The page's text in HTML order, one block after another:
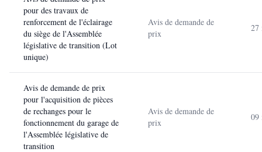
pour des travaux de
renforcement de l'éclairage
du siège de l'Assemblée
législative de transition (Lot
unique)
Avis de demande de
prix
27
Avis de demande de prix
pour l'acquisition de pièces
de rechanges pour le
fonctionnement du garage de
l'Assemblée législative de
transition
Avis de demande de
prix
09